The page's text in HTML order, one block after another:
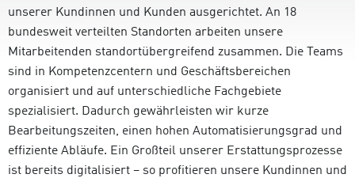
unserer Kundinnen und Kunden ausgerichtet. An 18
bundesweit verteilten Standorten arbeiten unsere
Mitarbeitenden standortübergreifend zusammen. Die Teams
sind in Kompetenzcentern und Geschäftsbereichen
organisiert und auf unterschiedliche Fachgebiete
spezialisiert. Dadurch gewährleisten wir kurze
Bearbeitungszeiten, einen hohen Automatisierungsgrad und
effiziente Abläufe. Ein Großteil unserer Erstattungsprozesse
ist bereits digitalisiert – so profitieren unsere Kundinnen und